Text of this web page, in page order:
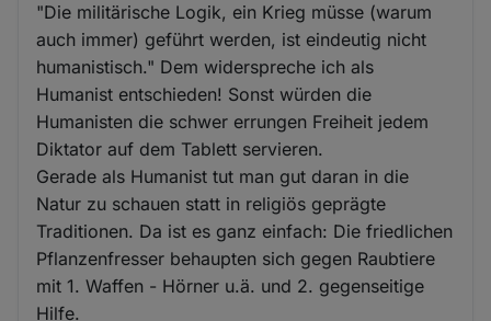
"Die militärische Logik, ein Krieg müsse (warum
auch immer) geführt werden, ist eindeutig nicht
humanistisch." Dem widerspreche ich als
Humanist entschieden! Sonst würden die
Humanisten die schwer errungen Freiheit jedem
Diktator auf dem Tablett servieren.
Gerade als Humanist tut man gut daran in die
Natur zu schauen statt in religiös geprägte
Traditionen. Da ist es ganz einfach: Die friedlichen
Pflanzenfresser behaupten sich gegen Raubtiere
mit 1. Waffen - Hörner u.ä. und 2. gegenseitige
Hilfe.